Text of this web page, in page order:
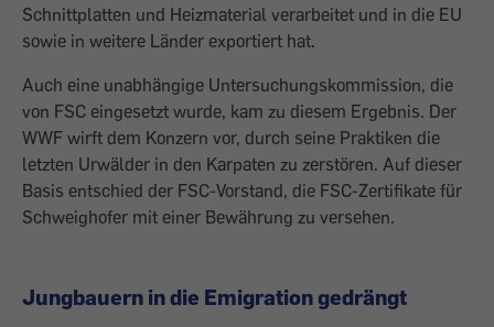
Schnittplatten und Heizmaterial verarbeitet und in die EU
sowie in weitere Länder ­exportiert hat.
Auch eine unabhängige ­Untersuchungskommission, die
von FSC eingesetzt wurde, kam zu diesem Ergebnis. Der
WWF wirft dem Konzern vor, durch seine Praktiken die
letzten Urwälder in den Karpaten zu zerstören. Auf dieser
Basis entschied der FSC-Vorstand, die FSC-Zertifikate für
Schweighofer mit einer Bewährung zu ver­sehen.
Jungbauern in die Emigration gedrängt